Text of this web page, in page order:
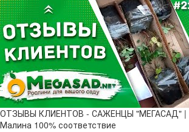
ОТЗЫВЫ КЛИЕНТОВ - САЖЕНЦЫ "МЕГАСАД" |
Малина 100% соответствие